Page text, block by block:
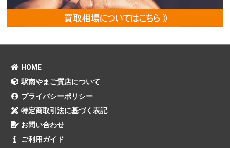
HOME
駅南やまご質店について
プライバシーポリシー
特定商取引法に基づく表記
お問い合わせ
ご利用ガイド